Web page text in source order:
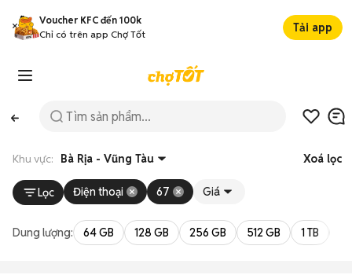
Voucher KFC đến 100k
Chỉ có trên app Chợ Tốt
Tải app
Khu vực: Bà Rịa - Vũng Tàu Xoá lọc
Lọc Điện thoại 67 Giá
Dung lượng: 64 GB 128 GB 256 GB 512 GB 1 TB